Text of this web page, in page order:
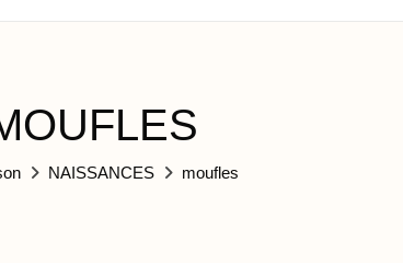
NAISSANCES moufles